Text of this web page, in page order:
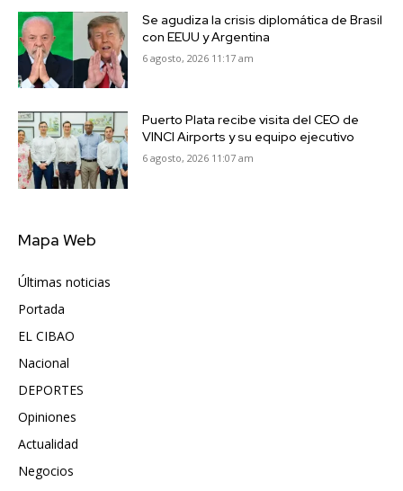
Se agudiza la crisis diplomática de Brasil
con EEUU y Argentina
6 agosto, 2026 11:17 am
Puerto Plata recibe visita del CEO de
VINCI Airports y su equipo ejecutivo
6 agosto, 2026 11:07 am
Mapa Web
Últimas noticias
Portada
EL CIBAO
Nacional
DEPORTES
Opiniones
Actualidad
Negocios